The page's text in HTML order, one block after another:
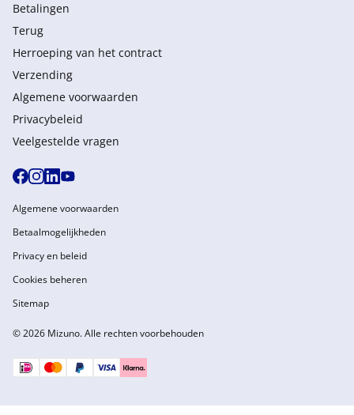
Betalingen
Terug
Herroeping van het contract
Verzending
Algemene voorwaarden
Privacybeleid
Veelgestelde vragen
© 2026 Mizuno. Alle rechten voorbehouden
Algemene voorwaarden
Betaalmogelijkheden
Privacy en beleid
Cookies beheren
Sitemap